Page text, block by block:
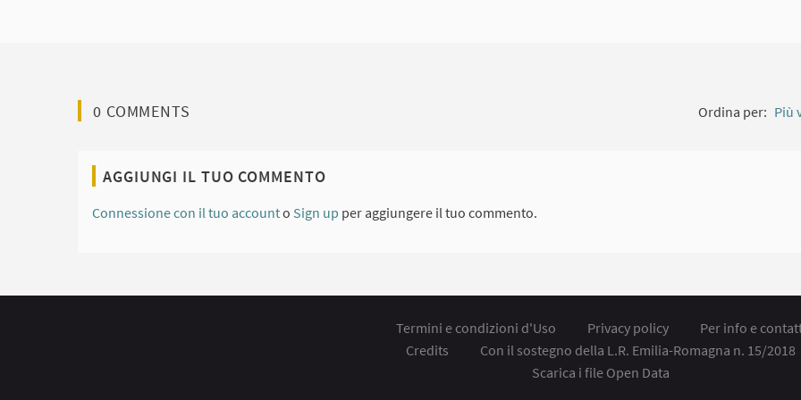
0 COMMENTS Ordina per: Più
AGGIUNGI IL TUO COMMENTO
Connessione con il tuo accounto Sign up per aggiungere il tuo commento.
Termini e condizioni d'Uso Privacy policy
Per info e
Credits
Con il sostegno della L.R. Emilia-Romagna n. 15/2018
Scarica i file Open Data